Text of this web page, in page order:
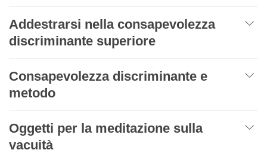
Addestrarsi nella consapevolezza
discriminante superiore
Consapevolezza discriminante e
metodo
Oggetti per la meditazione sulla
vacuità